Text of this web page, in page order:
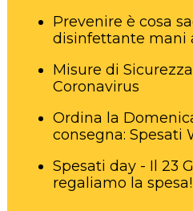
Prevenire è cosa
disinfettante mani
Misure di
Coronavirus
Ordina la
consegna: Spesati
Spesati day - Il 23
regaliamo la spesa!